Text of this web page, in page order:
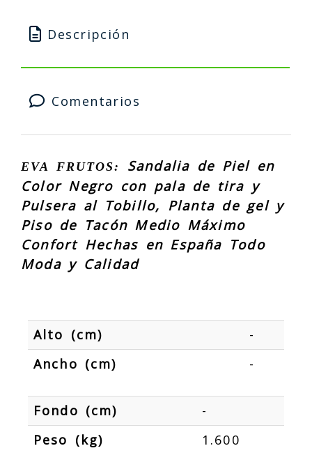
Descripción
Comentarios
EVA FRUTOS:
Sandalia de Piel en
Color Negro con pala de tira y
Pulsera al Tobillo, Planta de gel y
Piso de Tacón Medio Máximo
Confort Hechas en España Todo
Moda y Calidad
Alto (cm)
-
Ancho (cm)
-
Fondo (cm)
-
Peso (kg)
1.600